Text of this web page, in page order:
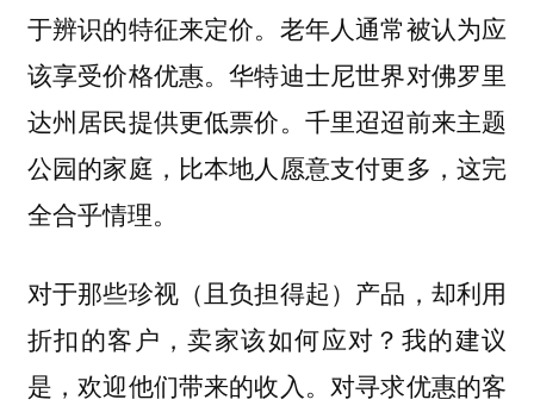
于辨识的特征来定价。 老年人通常被认为应
该享受价格优惠。华特迪士尼世界对佛罗里
达州居民提供更低票价。千里迢迢前来主题
公园的家庭，比本地人愿意支付更多，这完
全合乎情理。
对于那些珍视（且负担得起）产品，却利用
折扣的客户，卖家该如何应对？我的建议
是，欢迎他们带来的收入。对寻求优惠的客